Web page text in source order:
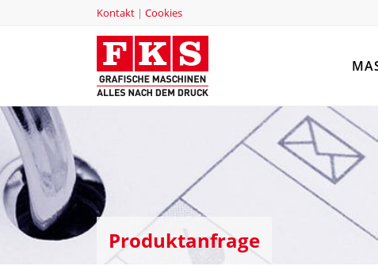
Kontakt | Cookies
Produktanfrage